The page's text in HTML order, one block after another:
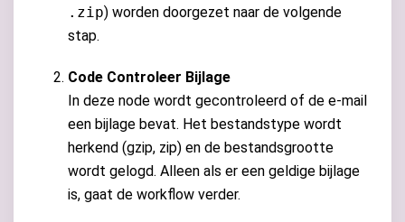
.zip) worden doorgezet naar de volgende
stap.
Code Controleer Bijlage
In deze node wordt gecontroleerd of de e-mail
een bijlage bevat. Het bestandstype wordt
herkend (gzip, zip) en de bestandsgrootte
wordt gelogd. Alleen als er een geldige bijlage
is, gaat de workflow verder.